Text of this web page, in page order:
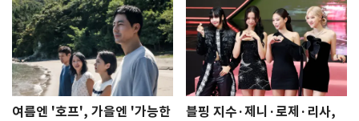
여름엔 '호프', 가을엔 '가능한
블핑 지수·제니·로제·리사,